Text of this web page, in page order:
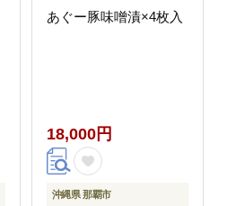
あぐー豚味噌漬×4枚入
18,000円
沖縄県 那覇市